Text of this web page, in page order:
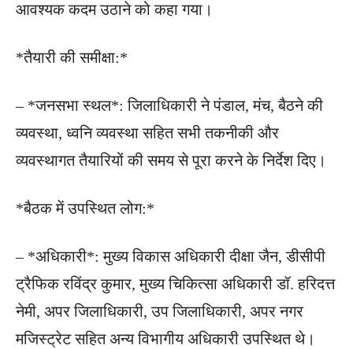
आवश्यक कदम उठाने को कहा गया।
*तैयारी की समीक्षा:*
– *जनसभा स्थल*: जिलाधिकारी ने पंडाल, मंच, बैठने की
व्यवस्था, ध्वनि व्यवस्था सहित सभी तकनीकी और
व्यवस्थागत तैयारियों की समय से पूरा करने के निर्देश दिए।
*बैठक में उपस्थित लोग:*
– *अधिकारी*: मुख्य विकास अधिकारी दीक्षा जैन, डीसीपी
ट्रैफिक रविंद्र कुमार, मुख्य चिकित्सा अधिकारी डॉ. हरिदत्त
नेमी, अपर जिलाधिकारी, उप जिलाधिकारी, अपर नगर
मजिस्ट्रेट सहित अन्य विभागीय अधिकारी उपस्थित थे।